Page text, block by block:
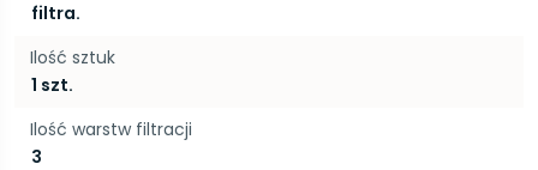
filtra.
Ilość sztuk
1 szt.
Ilość warstw filtracji
3